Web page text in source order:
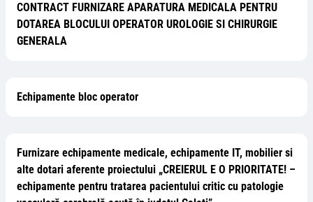
CONTRACT FURNIZARE APARATURA MEDICALA PENTRU
DOTAREA BLOCULUI OPERATOR UROLOGIE SI CHIRURGIE
GENERALA
Echipamente bloc operator
Furnizare echipamente medicale, echipamente IT, mobilier si
alte dotari aferente proiectului „CREIERUL E O PRIORITATE! –
echipamente pentru tratarea pacientului critic cu patologie